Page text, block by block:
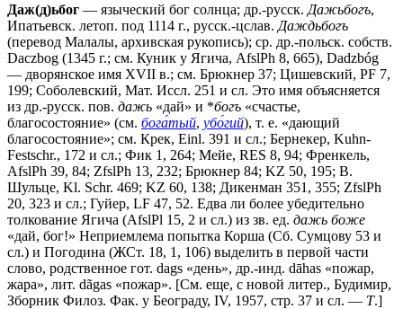
Даж(д)ьбог — языческий бог солнца; др.-русск. Дажьбогъ,
Ипатьевск. летоп. под 1114 г., русск.-цслав. Даждьбогъ
(перевод Малалы, архивская рукопись); ср. др.-польск. собств.
Daczbog (1345 г.; см. Куник у Ягича, AfslPh 8, 665), Dadzbóg
— дворянское имя XVII в.; см. Брюкнер 37; Цишевский, PF 7,
199; Соболевский, Мат. Иссл. 251 и сл. Это имя объясняется
из др.-русск. пов. дажь «дай» и *богъ «счастье,
благосостояние» (см. бога́тый, убо́гий), т. е. «дающий
благосостояние»; см. Крек, Einl. 391 и сл.; Бернекер, Kuhn-
Festschr., 172 и сл.; Фик 1, 264; Мейе, RES 8, 94; Френкель,
AfslPh 39, 84; ZfslPh 13, 232; Брюкнер 84; KZ 50, 195; В.
Шульце, Kl. Schr. 469; KZ 60, 138; Дикенман 351, 355; ZfslPh
20, 323 и сл.; Гуйер, LF 47, 52. Едва ли более убедительно
толкование Ягича (AfslPl 15, 2 и сл.) из зв. ед. дажь боже
«дай, бог!» Неприемлема попытка Корша (Сб. Сумцову 53 и
сл.) и Погодина (ЖСт. 18, 1, 106) выделить в первой части
слово, родственное гот. dags «день», др.-инд. dāhas «пожар,
жара», лит. dãgas «пожар». [См. еще, с новой литер., Будимир,
Зборник Филоз. Фак. у Београду, IV, 1957, стр. 37 и сл. — Т.]